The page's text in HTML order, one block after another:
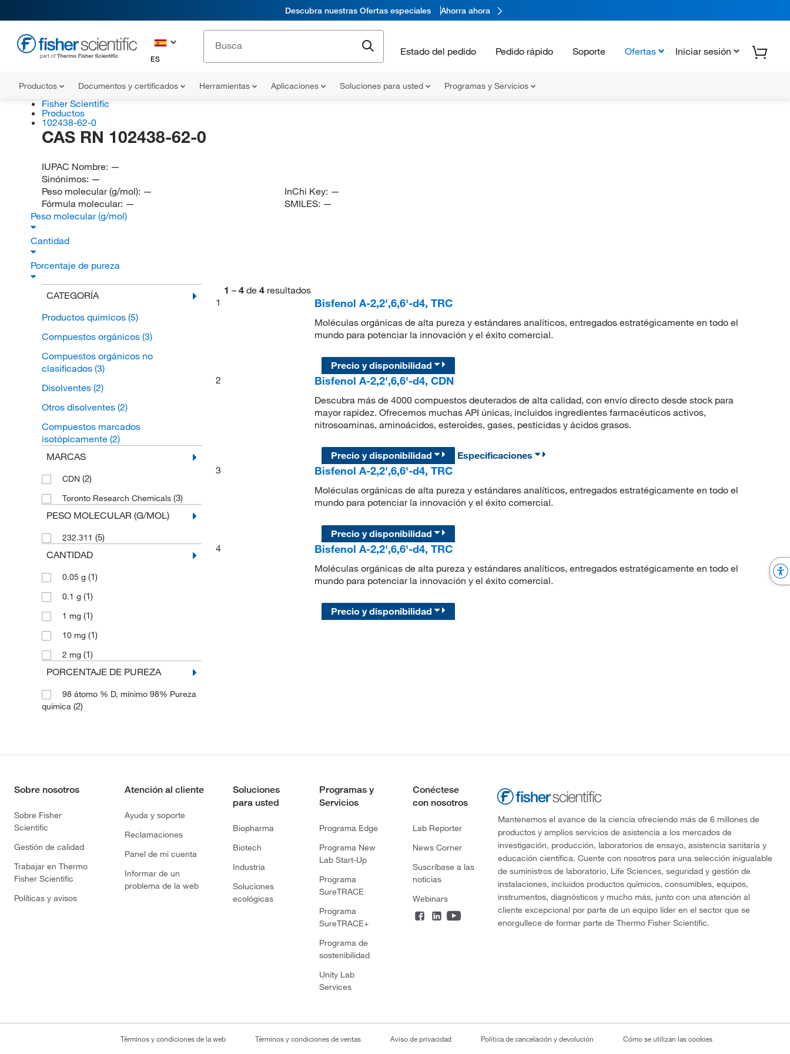
Descubra nuestras Ofertas especiales Ahorra ahora
ES
Estado del pedido Pedido rápido Soporte Ofertas Iniciar sesión
Productos Documentos y certificados Herramientas Aplicaciones Soluciones para usted Programas y Servicios
Fisher Scientific
Productos
102438-62-0
CAS RN 102438-62-0
IUPAC Nombre: —
Sinónimos: —
Peso molecular (g/mol): —
Fórmula molecular: —
InChi Key: —
SMILES: —
Peso molecular (g/mol)
Cantidad
Porcentaje de pureza
CATEGORÍA
Productos químicos (5)
Compuestos orgánicos (3)
Compuestos orgánicos no
clasificados (3)
Disolventes (2)
Otros disolventes (2)
Compuestos marcados
isotópicamente (2)
MARCAS
CDN (2)
Toronto Research Chemicals (3)
PESO MOLECULAR (G/MOL)
232.311 (5)
CANTIDAD
0.05 g (1)
0.1 g (1)
1 mg (1)
10 mg (1)
2 mg (1)
PORCENTAJE DE PUREZA
98 átomo % D, mínimo 98% Pureza
química (2)
1 – 4 de 4 resultados
1
Bisfenol A-2,2',6,6'-d4, TRC
Moléculas orgánicas de alta pureza y estándares analíticos, entregados estratégicamente en todo el
mundo para potenciar la innovación y el éxito comercial.
Precio y disponibilidad
2
Bisfenol A-2,2',6,6'-d4, CDN
Descubra más de 4000 compuestos deuterados de alta calidad, con envío directo desde stock para
mayor rapidez. Ofrecemos muchas API únicas, incluidos ingredientes farmacéuticos activos,
nitrosoaminas, aminoácidos, esteroides, gases, pesticidas y ácidos grasos.
Precio y disponibilidad
Especificaciones
3
Bisfenol A-2,2',6,6'-d4, TRC
Moléculas orgánicas de alta pureza y estándares analíticos, entregados estratégicamente en todo el
mundo para potenciar la innovación y el éxito comercial.
Precio y disponibilidad
4
Bisfenol A-2,2',6,6'-d4, TRC
Moléculas orgánicas de alta pureza y estándares analíticos, entregados estratégicamente en todo el
mundo para potenciar la innovación y el éxito comercial.
Precio y disponibilidad
Sobre nosotros
Sobre Fisher
Scientific
Gestión de calidad
Trabajar en Thermo
Fisher Scientific
Políticas y avisos
Atención al cliente
Ayuda y soporte
Reclamaciones
Panel de mi cuenta
Informar de un
problema de la web
Soluciones
para usted
Biopharma
Biotech
Industria
Soluciones
ecológicas
Programas y
Servicios
Programa Edge
Programa New
Lab Start-Up
Programa
SureTRACE
Programa
SureTRACE+
Programa de
sostenibilidad
Unity Lab
Services
Conéctese
con nosotros
Lab Reporter
News Corner
Suscríbase a las
noticias
Webinars
Mantenemos el avance de la ciencia ofreciendo más de 6 millones de
productos y amplios servicios de asistencia a los mercados de
investigación, producción, laboratorios de ensayo, asistencia sanitaria y
educación científica. Cuente con nosotros para una selección inigualable
de suministros de laboratorio, Life Sciences, seguridad y gestión de
instalaciones, incluidos productos químicos, consumibles, equipos,
instrumentos, diagnósticos y mucho más, junto con una atención al
cliente excepcional por parte de un equipo líder en el sector que se
enorgullece de formar parte de Thermo Fisher Scientific.
Términos y condiciones de la web Términos y condiciones de ventas Aviso de privacidad Política de cancelación y devolución Cómo se utilizan las cookies